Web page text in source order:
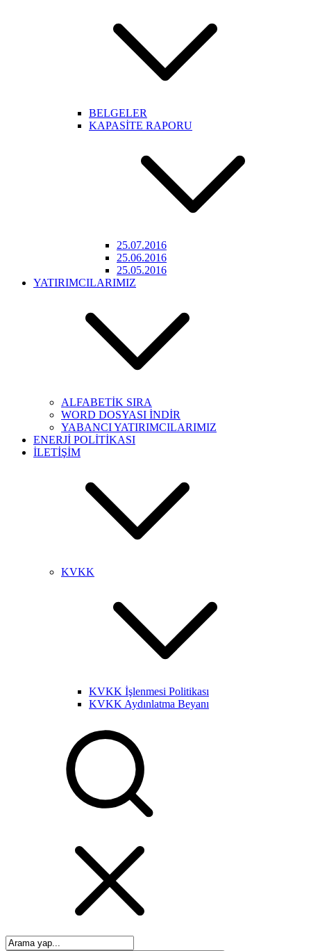
BELGELER
KAPASİTE RAPORU
25.07.2016
25.06.2016
25.05.2016
YATIRIMCILARIMIZ
ALFABETİK SIRA
WORD DOSYASI İNDİR
YABANCI YATIRIMCILARIMIZ
ENERJİ POLİTİKASI
İLETİŞİM
KVKK
KVKK İşlenmesi Politikası
KVKK Aydınlatma Beyanı